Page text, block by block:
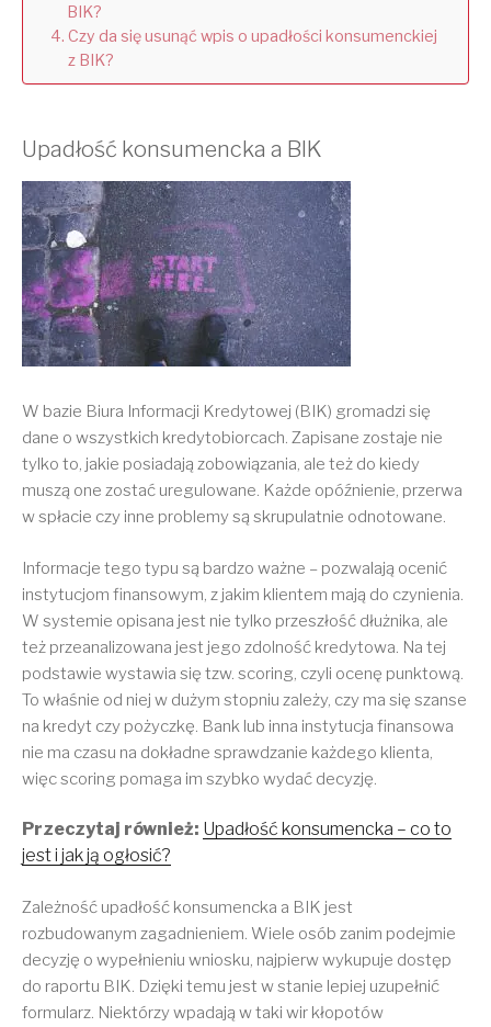
BIK?
Czy da się usunąć wpis o upadłości konsumenckiej
z BIK?
Upadłość konsumencka a BIK
W bazie Biura Informacji Kredytowej (BIK) gromadzi się
dane o wszystkich kredytobiorcach. Zapisane zostaje nie
tylko to, jakie posiadają zobowiązania, ale też do kiedy
muszą one zostać uregulowane. Każde opóźnienie, przerwa
w spłacie czy inne problemy są skrupulatnie odnotowane.
Informacje tego typu są bardzo ważne – pozwalają ocenić
instytucjom finansowym, z jakim klientem mają do czynienia.
W systemie opisana jest nie tylko przeszłość dłużnika, ale
też przeanalizowana jest jego zdolność kredytowa. Na tej
podstawie wystawia się tzw. scoring, czyli ocenę punktową.
To właśnie od niej w dużym stopniu zależy, czy ma się szanse
na kredyt czy pożyczkę. Bank lub inna instytucja finansowa
nie ma czasu na dokładne sprawdzanie każdego klienta,
więc scoring pomaga im szybko wydać decyzję.
Przeczytaj również: Upadłość konsumencka – co to
jest i jak ją ogłosić?
Zależność upadłość konsumencka a BIK jest
rozbudowanym zagadnieniem. Wiele osób zanim podejmie
decyzję o wypełnieniu wniosku, najpierw wykupuje dostęp
do raportu BIK. Dzięki temu jest w stanie lepiej uzupełnić
formularz. Niektórzy wpadają w taki wir kłopotów